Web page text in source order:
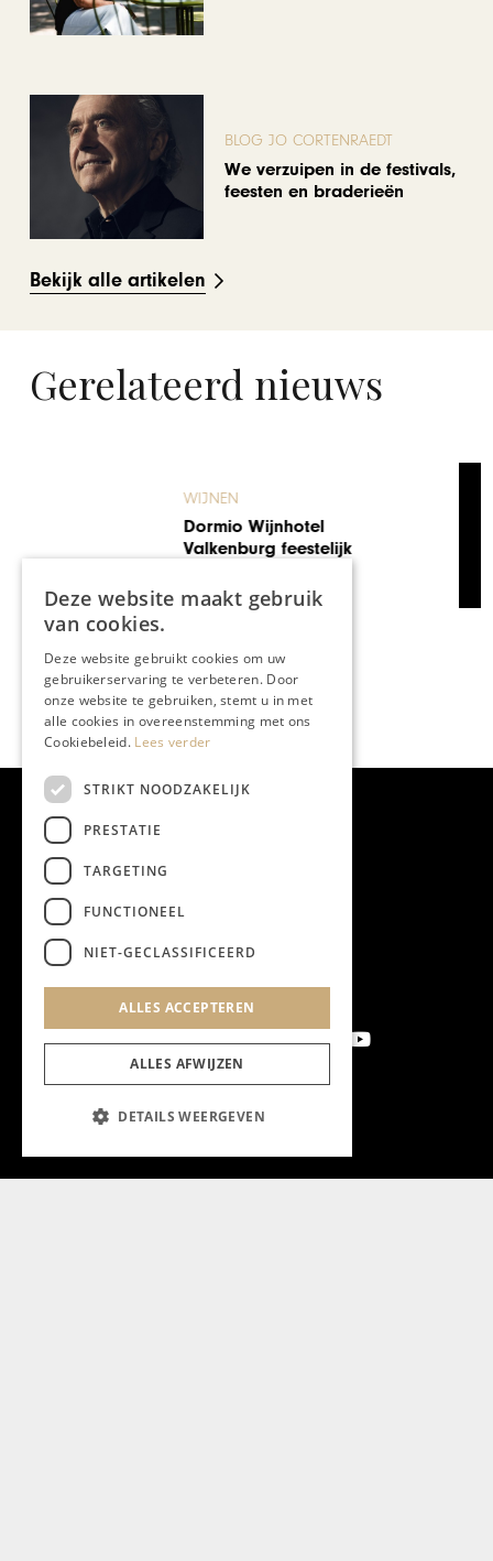
BLOG JO CORTENRAEDT
We verzuipen in de festivals,
feesten en braderieën
Bekijk alle artikelen
Gerelateerd nieuws
GASTRONOMIE
Aan het water bij Lounge 44
Aanmelden nieuwsbrief
Deze website maakt gebruik
van cookies.
Deze website gebruikt cookies om uw
gebruikerservaring te verbeteren. Door
onze website te gebruiken, stemt u in met
alle cookies in overeenstemming met ons
Cookiebeleid. Lees verder
STRIKT NOODZAKELIJK
PRESTATIE
TARGETING
FUNCTIONEEL
NIET-GECLASSIFICEERD
ALLES ACCEPTEREN
ALLES AFWIJZEN
DETAILS WEERGEVEN